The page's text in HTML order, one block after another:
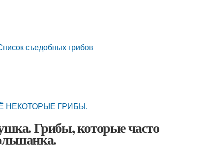
съедобных грибов
НЕКОТОРЫЕ ГРИБЫ.
Грибы, которые часто